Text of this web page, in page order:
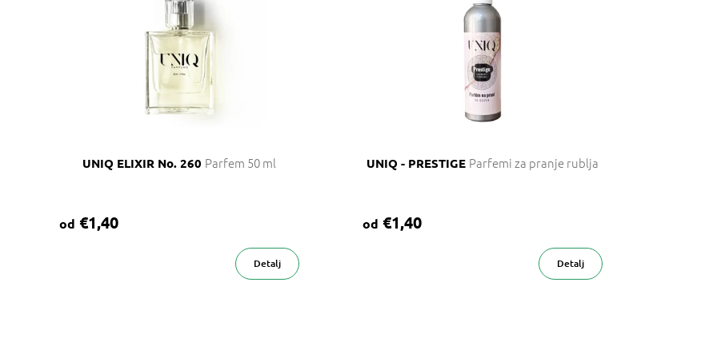
UNIQ ELIXIR No. 260 Parfem 50 ml
od €1,40
Detalj
UNIQ - PRESTIGE Parfemi za pranje rublja
od €1,40
Detalj